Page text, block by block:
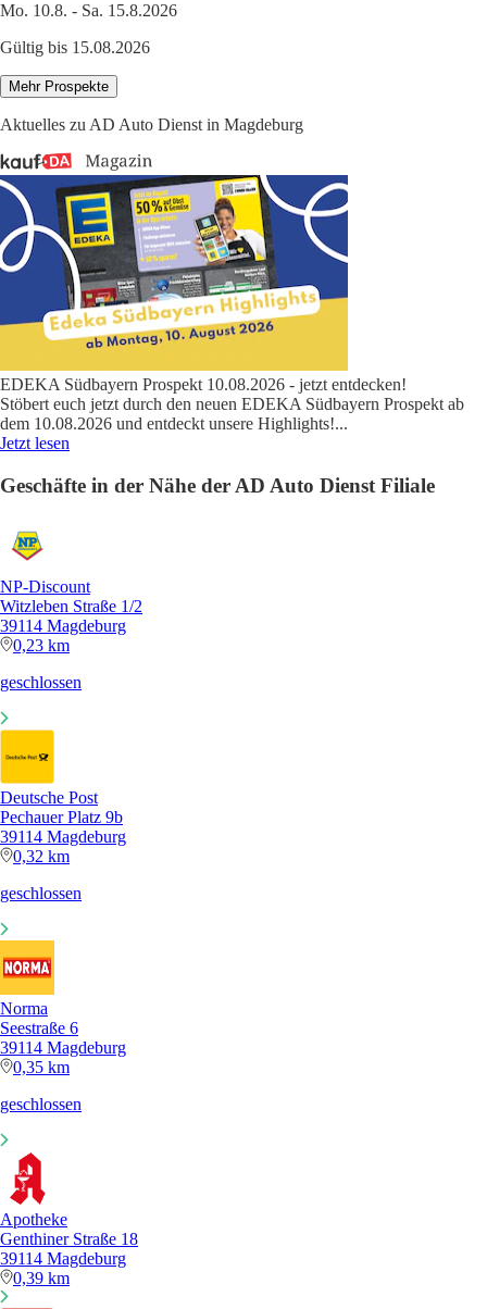
Mo. 10.8. - Sa. 15.8.2026
Gültig bis 15.08.2026
Mehr Prospekte
Aktuelles zu AD Auto Dienst in Magdeburg
EDEKA Südbayern Prospekt 10.08.2026 - jetzt entdecken!
Stöbert euch jetzt durch den neuen EDEKA Südbayern Prospekt ab
dem 10.08.2026 und entdeckt unsere Highlights!...
Jetzt lesen
Geschäfte in der Nähe der AD Auto Dienst Filiale
NP-Discount
Witzleben Straße 1/2
39114 Magdeburg
0,23 km
geschlossen
Deutsche Post
Pechauer Platz 9b
39114 Magdeburg
0,32 km
geschlossen
Norma
Seestraße 6
39114 Magdeburg
0,35 km
geschlossen
Apotheke
Genthiner Straße 18
39114 Magdeburg
0,39 km